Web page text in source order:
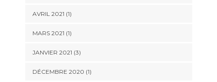
AVRIL 2021 (1)
MARS 2021 (1)
JANVIER 2021 (3)
DÉCEMBRE 2020 (1)